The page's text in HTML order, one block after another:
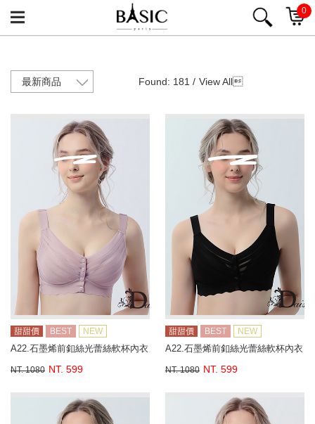
0
Found: 181 / View All
甜甜價 BEST NEW
A22.石墨烯前釦絲光蕾絲軟杯內衣
NT. 1080 NT. 599
甜甜價 BEST NEW
A22.石墨烯前釦絲光蕾絲軟杯內衣
NT. 1080 NT. 599